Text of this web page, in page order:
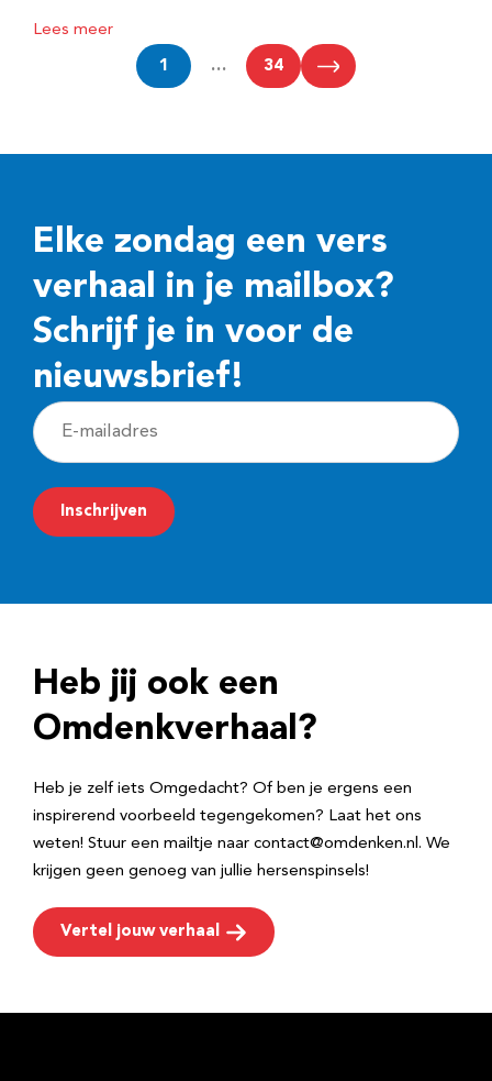
Lees meer
1 … 34
Elke zondag een vers
verhaal in je mailbox?
Schrijf je in voor de
nieuwsbrief!
E
-
m
a
r
e
Inschrijven
Heb jij ook een
Omdenkverhaal?
Heb je zelf iets Omgedacht? Of ben je ergens een
inspirerend voorbeeld tegengekomen? Laat het ons
weten! Stuur een mailtje naar contact@omdenken.nl. We
krijgen geen genoeg van jullie hersenspinsels!
Vertel jouw verhaal